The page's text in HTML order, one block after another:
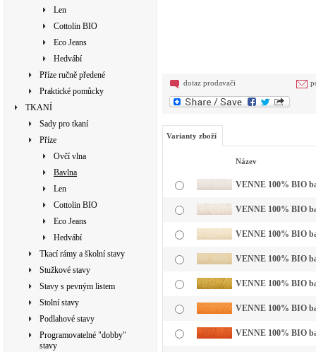
Len
Cottolin BIO
Eco Jeans
Hedvábí
Příze ručně předené
Praktické pomůcky
TKANÍ
Sady pro tkaní
Příze
Ovčí vlna
Bavlna
Len
Cottolin BIO
Eco Jeans
Hedvábí
Tkací rámy a školní stavy
Stužkové stavy
Stavy s pevným listem
Stolní stavy
Podlahové stavy
Programovatelné "dobby"
stavy
dotaz prodavači
Varianty zboží
Název
VENNE 100% BIO
VENNE 100% BIO
VENNE 100% BIO
VENNE 100% BIO
VENNE 100% BIO
VENNE 100% BIO
VENNE 100% BIO